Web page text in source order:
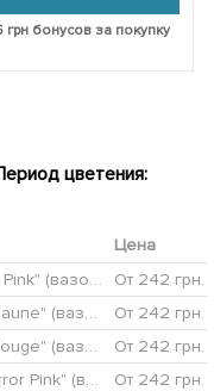
грн бонусов за покупку
цветения:
Цена
Хризантема крупноцветковая "Malabar Pink" (вазон С1 высота 20-30см)
От 242 грн.
Хризантема крупноцветковая "Jokapi Jaune" (вазон С1 высота 20-30см)
От 242 грн.
Хризантема крупноцветковая "Diego Rouge" (вазон С1 высота 20-30см)
От 242 грн.
Хризантема крупноцветковая "Daily Mirror Pink" (вазон С1 высота 20-30см)
От 242 грн.